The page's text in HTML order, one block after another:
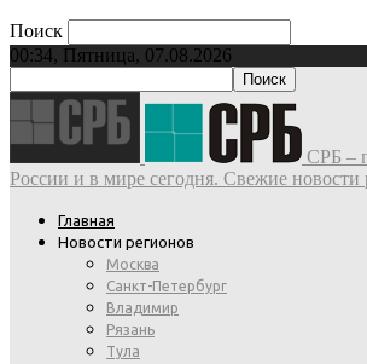
Поиск
00:34, Пятница, 07.08.2026
СРБ –
России и в мире сегодня. Свежие новости
Главная
Новости регионов
Москва
Санкт-Петербург
Владимир
Рязань
Тула